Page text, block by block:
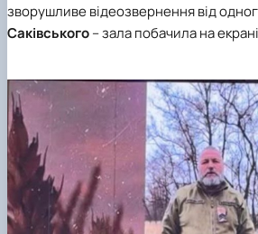
зворушливе відеозвернення від
Саківського– зала побачила на